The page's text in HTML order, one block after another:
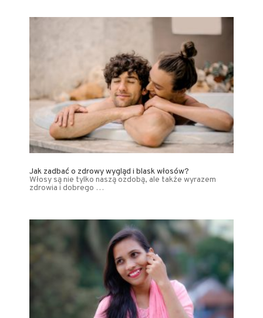
Jak zadbać o zdrowy wygląd i blask włosów?
Włosy są nie tylko naszą ozdobą, ale także wyrazem
zdrowia i dobrego …